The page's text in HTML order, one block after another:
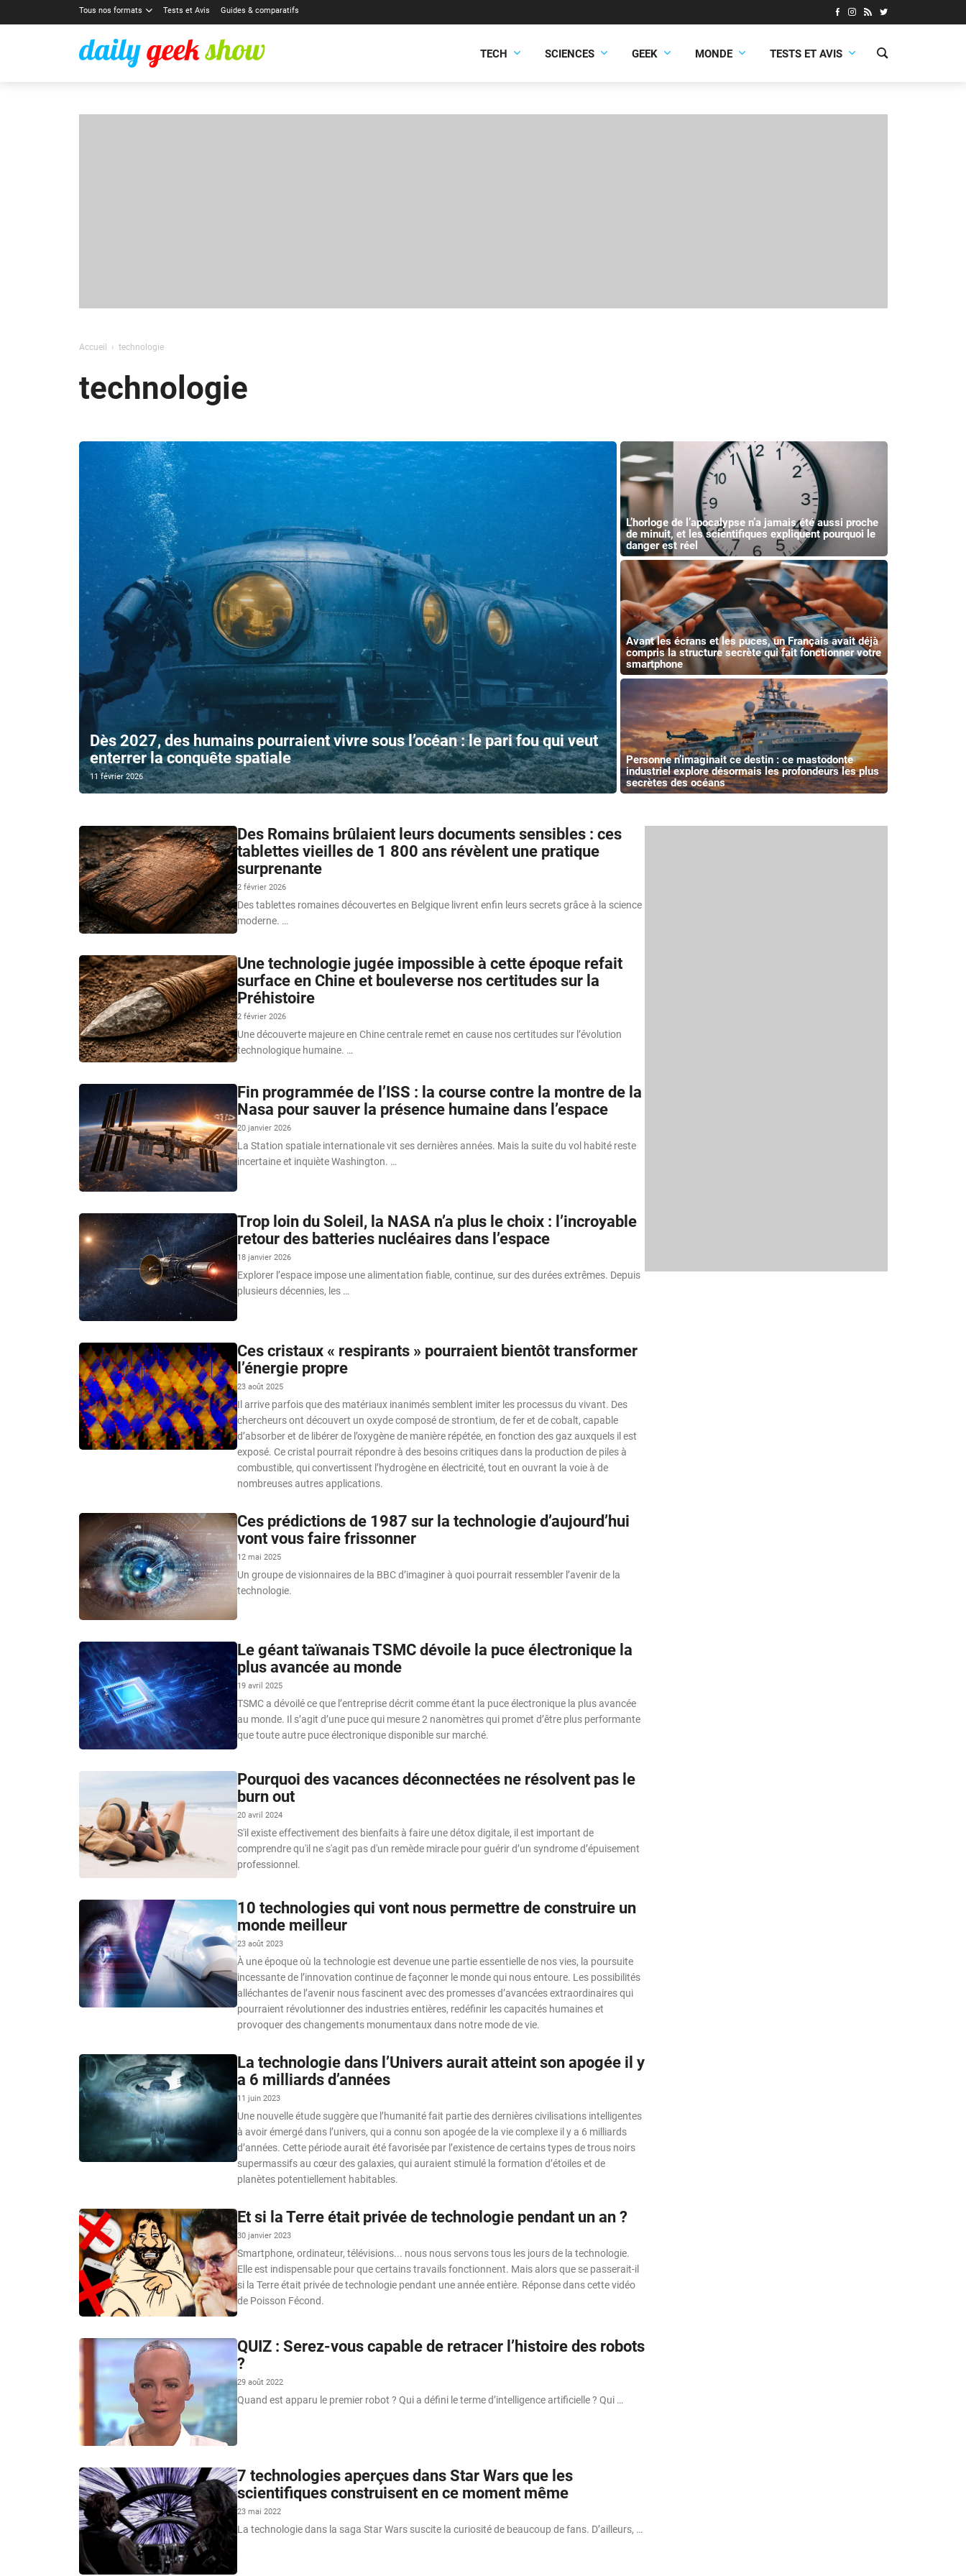
Tous nos formats Tests et Avis Guides & comparatifs
TECH SCIENCES GEEK MONDE TESTS ET AVIS
Accueil technologie
technologie
Dès 2027, des humains pourraient vivre sous l’océan : le pari fou qui veut
enterrer la conquête spatiale
11 février 2026
L’horloge de l’apocalypse n’a jamais été aussi proche
de minuit, et les scientifiques expliquent pourquoi le
danger est réel
Avant les écrans et les puces, un Français avait déjà
compris la structure secrète qui fait fonctionner votre
smartphone
Personne n’imaginait ce destin : ce mastodonte
industriel explore désormais les profondeurs les plus
secrètes des océans
Des Romains brûlaient leurs documents sensibles : ces
tablettes vieilles de 1 800 ans révèlent une pratique
surprenante
2 février 2026
Des tablettes romaines découvertes en Belgique livrent enfin leurs secrets grâce à la science
moderne. …
Une technologie jugée impossible à cette époque refait
surface en Chine et bouleverse nos certitudes sur la
Préhistoire
2 février 2026
Une découverte majeure en Chine centrale remet en cause nos certitudes sur l’évolution
technologique humaine. …
Fin programmée de l’ISS : la course contre la montre de la
Nasa pour sauver la présence humaine dans l’espace
20 janvier 2026
La Station spatiale internationale vit ses dernières années. Mais la suite du vol habité reste
incertaine et inquiète Washington. …
Trop loin du Soleil, la NASA n’a plus le choix : l’incroyable
retour des batteries nucléaires dans l’espace
18 janvier 2026
Explorer l’espace impose une alimentation fiable, continue, sur des durées extrêmes. Depuis
plusieurs décennies, les …
Ces cristaux « respirants » pourraient bientôt transformer
l’énergie propre
23 août 2025
Il arrive parfois que des matériaux inanimés semblent imiter les processus du vivant. Des
chercheurs ont découvert un oxyde composé de strontium, de fer et de cobalt, capable
d’absorber et de libérer de l’oxygène de manière répétée, en fonction des gaz auxquels il est
exposé. Ce cristal pourrait répondre à des besoins critiques dans la production de piles à
combustible, qui convertissent l’hydrogène en électricité, tout en ouvrant la voie à de
nombreuses autres applications.
Ces prédictions de 1987 sur la technologie d’aujourd’hui
vont vous faire frissonner
12 mai 2025
Un groupe de visionnaires de la BBC d’imaginer à quoi pourrait ressembler l’avenir de la
technologie.
Le géant taïwanais TSMC dévoile la puce électronique la
plus avancée au monde
19 avril 2025
TSMC a dévoilé ce que l’entreprise décrit comme étant la puce électronique la plus avancée
au monde. Il s’agit d’une puce qui mesure 2 nanomètres qui promet d’être plus performante
que toute autre puce électronique disponible sur marché.
Pourquoi des vacances déconnectées ne résolvent pas le
burn out
20 avril 2024
S'il existe effectivement des bienfaits à faire une détox digitale, il est important de
comprendre qu'il ne s'agit pas d'un remède miracle pour guérir d’un syndrome d’épuisement
professionnel.
10 technologies qui vont nous permettre de construire un
monde meilleur
23 août 2023
À une époque où la technologie est devenue une partie essentielle de nos vies, la poursuite
incessante de l’innovation continue de façonner le monde qui nous entoure. Les possibilités
alléchantes de l’avenir nous fascinent avec des promesses d’avancées extraordinaires qui
pourraient révolutionner des industries entières, redéfinir les capacités humaines et
provoquer des changements monumentaux dans notre mode de vie.
La technologie dans l’Univers aurait atteint son apogée il y
a 6 milliards d’années
11 juin 2023
Une nouvelle étude suggère que l’humanité fait partie des dernières civilisations intelligentes
à avoir émergé dans l’univers, qui a connu son apogée de la vie complexe il y a 6 milliards
d’années. Cette période aurait été favorisée par l’existence de certains types de trous noirs
supermassifs au cœur des galaxies, qui auraient stimulé la formation d’étoiles et de
planètes potentiellement habitables.
Et si la Terre était privée de technologie pendant un an ?
30 janvier 2023
Smartphone, ordinateur, télévisions... nous nous servons tous les jours de la technologie.
Elle est indispensable pour que certains travails fonctionnent. Mais alors que se passerait-il
si la Terre était privée de technologie pendant une année entière. Réponse dans cette vidéo
de Poisson Fécond.
QUIZ : Serez-vous capable de retracer l’histoire des robots
?
29 août 2022
Quand est apparu le premier robot ? Qui a défini le terme d’intelligence artificielle ? Qui …
7 technologies aperçues dans Star Wars que les
scientifiques construisent en ce moment même
23 mai 2022
La technologie dans la saga Star Wars suscite la curiosité de beaucoup de fans. D’ailleurs, …